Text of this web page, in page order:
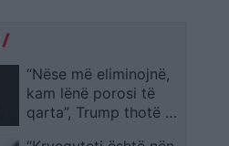
“Nëse më eliminojnë,
kam lënë porosi të
qarta”, Trump thotë se